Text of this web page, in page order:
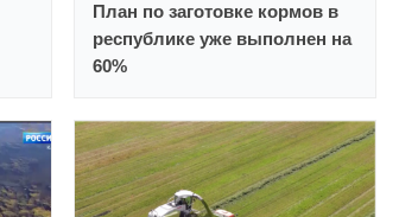
План по заготовке кормов в
республике уже выполнен на
60%